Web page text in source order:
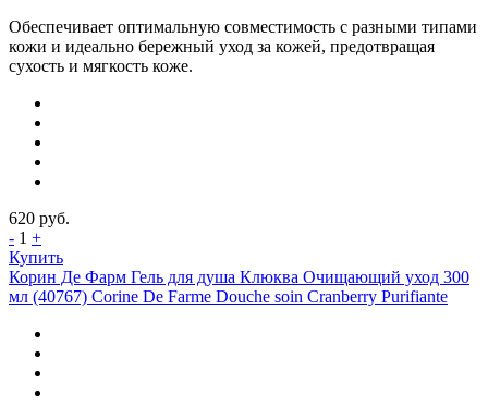
Обеспечивает оптимальную совместимость с разными типами
кожи и идеально бережный уход за кожей, предотвращая
сухость и мягкость коже.
620 руб.
- 1 +
Купить
Корин Де Фарм Гель для душа Клюква Очищающий уход 300
мл (40767) Corine De Farme Douche soin Cranberry Purifiante